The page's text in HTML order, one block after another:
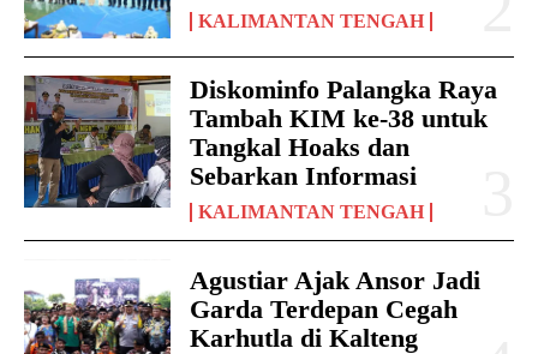
KALIMANTAN TENGAH
Diskominfo Palangka Raya
Tambah KIM ke-38 untuk
Tangkal Hoaks dan
Sebarkan Informasi
KALIMANTAN TENGAH
Agustiar Ajak Ansor Jadi
Garda Terdepan Cegah
Karhutla di Kalteng